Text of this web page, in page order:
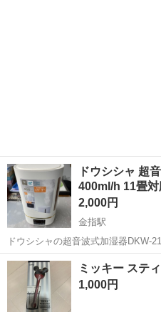
ドウシシャ 超
400ml/h 11畳対
2,000円
金指駅
ドウシシャの超音波式加湿器DKW-
プレハブ11畳・木造7畳まで対応可
り、衛生的に使用できます。 自動
い勝手が良い...
静岡 浜松市 金指駅 季節
ミッキー ステ
1,000円